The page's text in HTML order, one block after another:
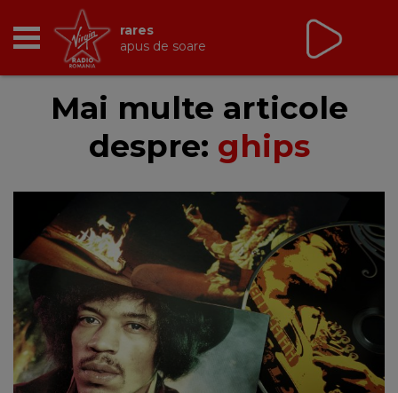
RADIO
BREAKFAST
TIC TALK
CÂȘTIGĂ
HOT 30
DANCEFLOOR CHART
RADIO ACADEMY
rares
apus de soare
Mai multe articole
despre: ghips